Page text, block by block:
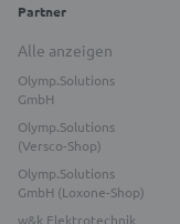
Partner
Alle anzeigen
Olymp.Solutions
GmbH
Olymp.Solutions
(Versco-Shop)
Olymp.Solutions
GmbH (Loxone-Shop)
w&k Elektrotechnik